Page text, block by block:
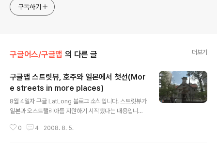
구독하기
구글어스/구글맵 의 다른 글 더보기
구글맵 스트릿뷰, 호주와 일본에서 첫선(Mor
e streets in more places)
8월 4일자 구글 LatLong 블로그 소식입니다. 스트릿뷰가
일본과 오스트랠리아를 지원하기 시작했다는 내용입니다.
어 있습니다. 구글맵에 포함된 정말 멋진 기능중의 하나인
0 4 2008. 8. 5.